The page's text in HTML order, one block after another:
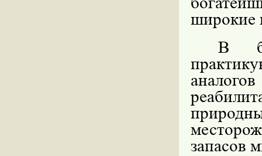
широкие
В
запасов